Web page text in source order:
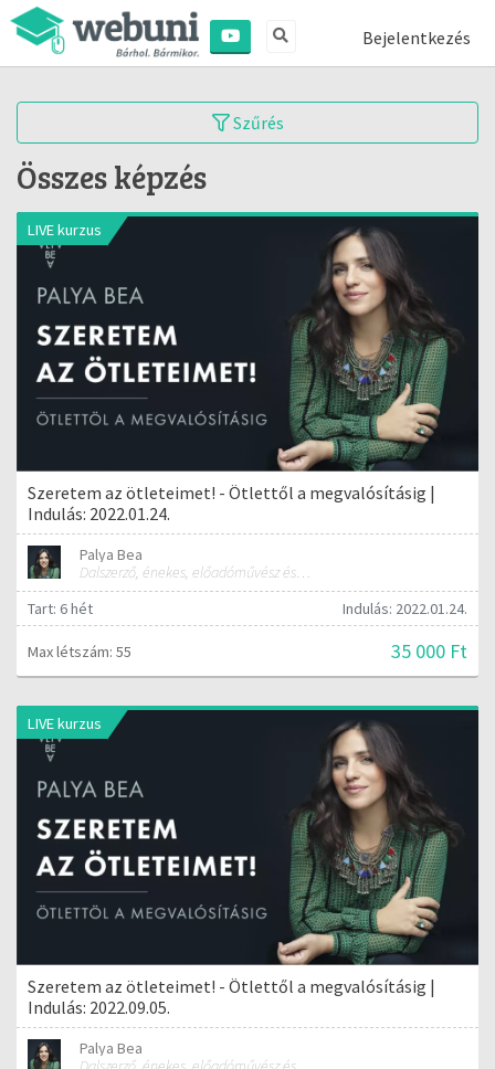
Bejelentkezés
Szűrés
Összes képzés
LIVE kurzus
Szeretem az ötleteimet! - Ötlettől a megvalósításig |
Indulás: 2022.01.24.
Palya Bea
Dalszerző, énekes, előadóművész és tréner
Tart: 6 hét
Indulás: 2022.01.24.
Max létszám: 55 35 000 Ft
LIVE kurzus
Szeretem az ötleteimet! - Ötlettől a megvalósításig |
Indulás: 2022.09.05.
Palya Bea